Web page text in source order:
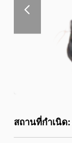
สถานที่กำเนิด: